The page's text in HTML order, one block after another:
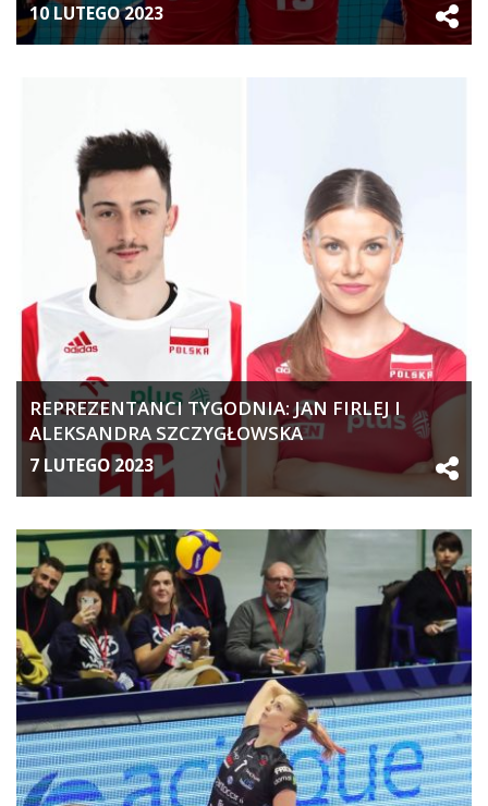
10 LUTEGO 2023
REPREZENTANCI TYGODNIA: JAN FIRLEJ I
ALEKSANDRA SZCZYGŁOWSKA
7 LUTEGO 2023